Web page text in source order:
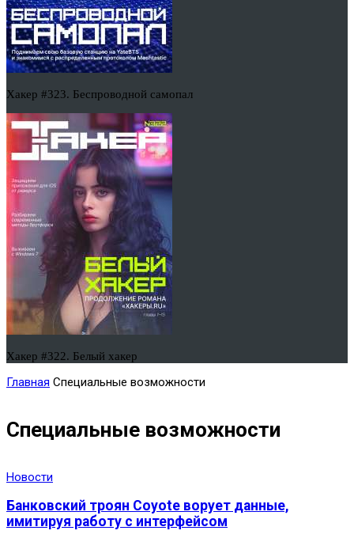
Хакер #323. Беспроводной самопал
Хакер #322. Белый хакер
Главная Специальные возможности
Специальные возможности
Новости
Банковский троян Coyote ворует данные,
имитируя работу с интерфейсом